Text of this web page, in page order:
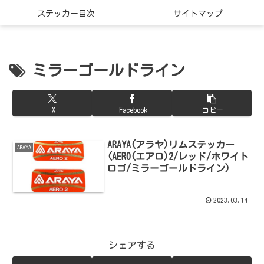
ステッカー目次 サイトマップ
ミラーゴールドライン
X Facebook コピー
ARAYA
ARAYA(アラヤ)リムステッカー
(AERO(エアロ)2/レッド/ホワイト
ロゴ/ミラーゴールドライン)
2023.03.14
シェアする